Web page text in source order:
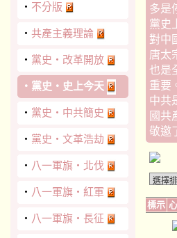
‧ 不分版
‧ 共產主義理論
‧ 黨史‧改革開放
‧ 黨史‧史上今天
‧ 黨史‧中共簡史
‧ 黨史‧文革浩劫
‧ 八一軍旗‧北伐
‧ 八一軍旗‧紅軍
‧ 八一軍旗‧長征
多是
黨史
對中
唐太
也是
重要
中共
國共
敬邀
標示